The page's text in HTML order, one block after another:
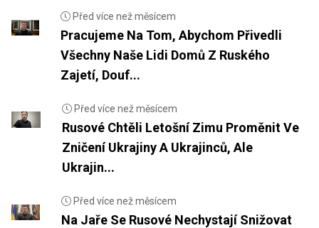
Před více než měsícem
Pracujeme Na Tom, Abychom Přivedli
Všechny Naše Lidi Domů Z Ruského
Zajetí, Douf...
Před více než měsícem
Rusové Chtěli Letošní Zimu Proměnit Ve
Zničení Ukrajiny A Ukrajinců, Ale
Ukrajin...
Před více než měsícem
Na Jaře Se Rusové Nechystají Snižovat